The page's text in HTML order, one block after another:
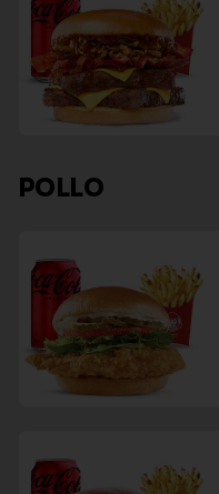
POLLO